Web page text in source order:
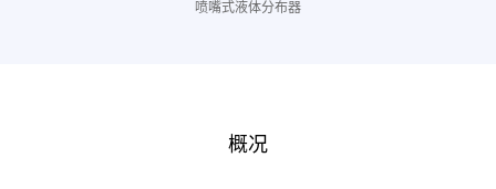
喷嘴式液体分布器
概况